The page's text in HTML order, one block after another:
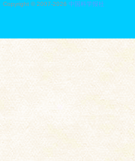
Copyright © 2007-2026 中国科学报社